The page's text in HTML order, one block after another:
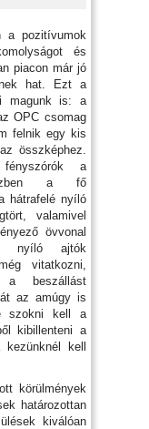
a pozitívumok
és
piacon már jó
hat. Ezt a
magunk is: a
OPC csomag
felnik egy kis
összképhez.
a
a fő
hátrafelé nyíló
valamivel
övvonal
nyíló ajtók
vitatkozni,
beszállást
az amúgy is
szokni kell a
kibillenteni a
kell
körülmények
határozottan
kiválóan